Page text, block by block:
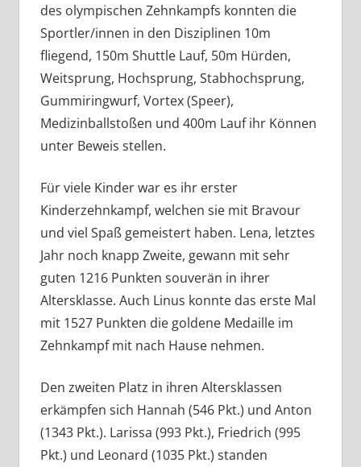
des olympischen Zehnkampfs konnten die
Sportler/innen in den Disziplinen 10m
fliegend, 150m Shuttle Lauf, 50m Hürden,
Weitsprung, Hochsprung, Stabhochsprung,
Gummiringwurf, Vortex (Speer),
Medizinballstoßen und 400m Lauf ihr Können
unter Beweis stellen.
Für viele Kinder war es ihr erster
Kinderzehnkampf, welchen sie mit Bravour
und viel Spaß gemeistert haben. Lena, letztes
Jahr noch knapp Zweite, gewann mit sehr
guten 1216 Punkten souverän in ihrer
Altersklasse. Auch Linus konnte das erste Mal
mit 1527 Punkten die goldene Medaille im
Zehnkampf mit nach Hause nehmen.
Den zweiten Platz in ihren Altersklassen
erkämpfen sich Hannah (546 Pkt.) und Anton
(1343 Pkt.). Larissa (993 Pkt.), Friedrich (995
Pkt.) und Leonard (1035 Pkt.) standen